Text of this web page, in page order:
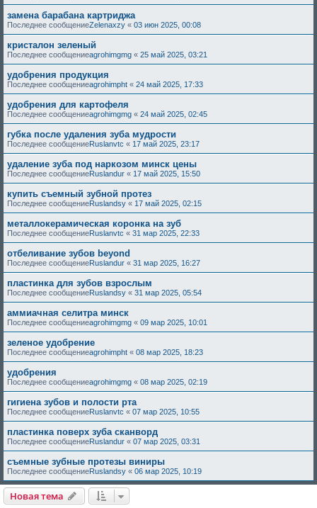
замена барабана картриджа
Последнее сообщениеZelenaxzy « 03 июн 2025, 00:08
кристалон зеленый
Последнее сообщениеagrohimgmg « 25 май 2025, 03:21
удобрения продукция
Последнее сообщениеagrohimpht « 24 май 2025, 17:33
удобрения для картофеля
Последнее сообщениеagrohimgmg « 24 май 2025, 02:45
губка после удаления зуба мудрости
Последнее сообщениеRuslanvtc « 17 май 2025, 23:17
удаление зуба под наркозом минск цены
Последнее сообщениеRuslandur « 17 май 2025, 15:50
купить съемный зубной протез
Последнее сообщениеRuslandsy « 17 май 2025, 02:15
металлокерамическая коронка на зуб
Последнее сообщениеRuslanvtc « 31 мар 2025, 22:33
отбеливание зубов beyond
Последнее сообщениеRuslandur « 31 мар 2025, 16:27
пластинка для зубов взрослым
Последнее сообщениеRuslandsy « 31 мар 2025, 05:54
аммиачная селитра минск
Последнее сообщениеagrohimgmg « 09 мар 2025, 10:01
зеленое удобрение
Последнее сообщениеagrohimpht « 08 мар 2025, 18:23
удобрения
Последнее сообщениеagrohimgmg « 08 мар 2025, 02:19
гигиена зубов и полости рта
Последнее сообщениеRuslanvtc « 07 мар 2025, 10:55
пластинка поверх зуба сканворд
Последнее сообщениеRuslandur « 07 мар 2025, 03:31
съемные зубные протезы виниры
Последнее сообщениеRuslandsy « 06 мар 2025, 10:19
Новая тема